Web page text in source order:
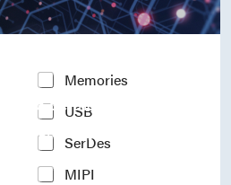
is to be the most
IP company in the
industry.
Memories
USB
SerDes
MIPI